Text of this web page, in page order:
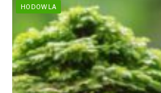
HODOWLA